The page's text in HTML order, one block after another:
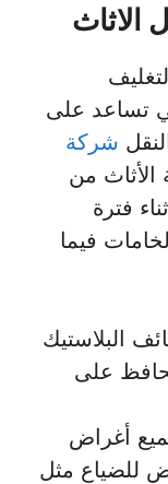
تساعد على
شركة
الأثاث من
فترة
فيما
البلاستيك
على
أغراض
للضياع مثل